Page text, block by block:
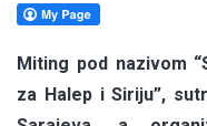
Miting pod nazivom
za Halep i Siriju”,